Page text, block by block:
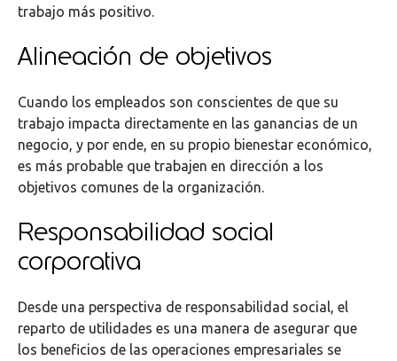
trabajo más positivo.
Alineación de objetivos
Cuando los empleados son conscientes de que su
trabajo impacta directamente en las ganancias de un
negocio, y por ende, en su propio bienestar económico,
es más probable que trabajen en dirección a los
objetivos comunes de la organización.
Responsabilidad social
corporativa
Desde una perspectiva de responsabilidad social, el
reparto de utilidades es una manera de asegurar que
los beneficios de las operaciones empresariales se